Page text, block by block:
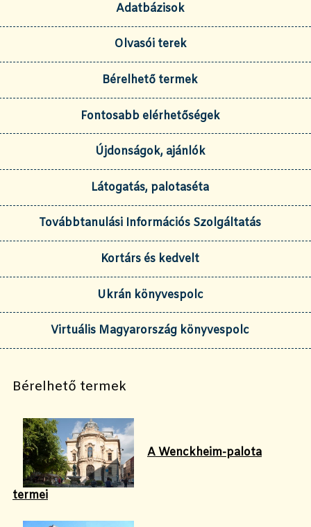
Adatbázisok
Olvasói terek
Bérelhető termek
Fontosabb elérhetőségek
Újdonságok, ajánlók
Látogatás, palotaséta
Továbbtanulási Információs Szolgáltatás
Kortárs és kedvelt
Ukrán könyvespolc
Virtuális Magyarország könyvespolc
Bérelhető termek
A Wenckheim-palota
termei